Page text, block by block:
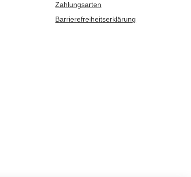
Zahlungsarten
Barrierefreiheitserklärung